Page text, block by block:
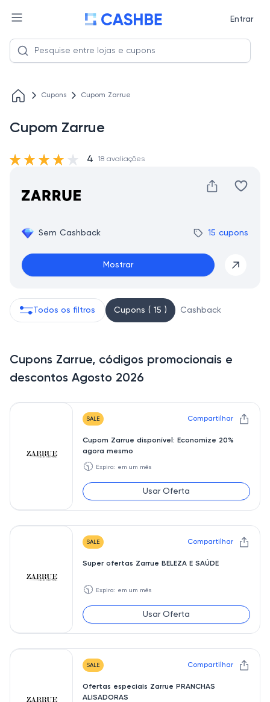
Entrar
Cupons Cupom Zarrue
Cupom Zarrue
Sem Cashback 15 cupons
Mostrar
4 18 avaliações
Todos os filtros Cupons ( 15 ) Cashback
Cupons Zarrue, códigos promocionais e
descontos Agosto 2026
SALE Compartilhar
Cupom Zarrue disponível: Economize 20%
agora mesmo
🕥 Expira: em um mês
Usar Oferta
SALE Compartilhar
Super ofertas Zarrue BELEZA E SAÚDE
🕥 Expira: em um mês
Usar Oferta
SALE Compartilhar
Ofertas especiais Zarrue PRANCHAS
ALISADORAS